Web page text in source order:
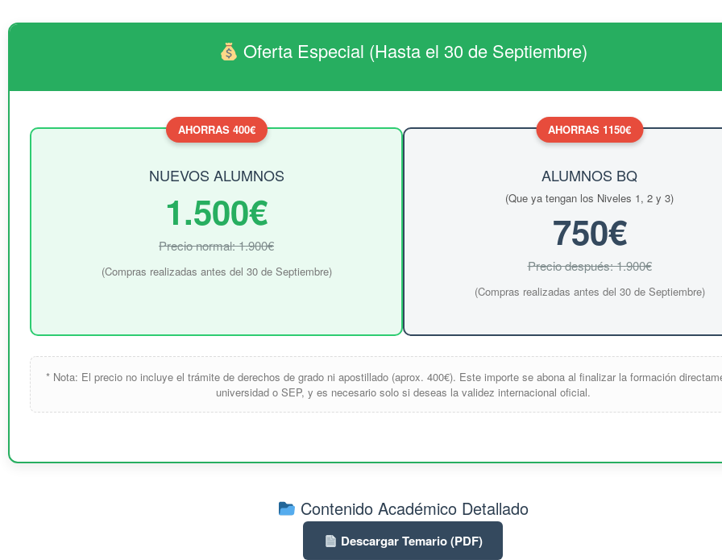
Oferta Especial (Hasta el 30 de Septiembre)
AHORRAS 400€
NUEVOS ALUMNOS
1.500€
Precio normal: 1.900€
(Compras realizadas antes del 30 de Septiembre)
AHORRAS 1150€
ALUMNOS BQ
(Que ya tengan los Niveles 1, 2 y 3)
750€
Precio después: 1.900€
(Compras realizadas antes del 30 de Septiembre)
* Nota: El precio no incluye el trámite de derechos de grado ni apostillado (aprox. 400€). Este importe se abona al finalizar la formación
universidad o SEP, y es necesario solo si deseas la validez internacional oficial.
Contenido Académico Detallado
Descargar Temario (PDF)